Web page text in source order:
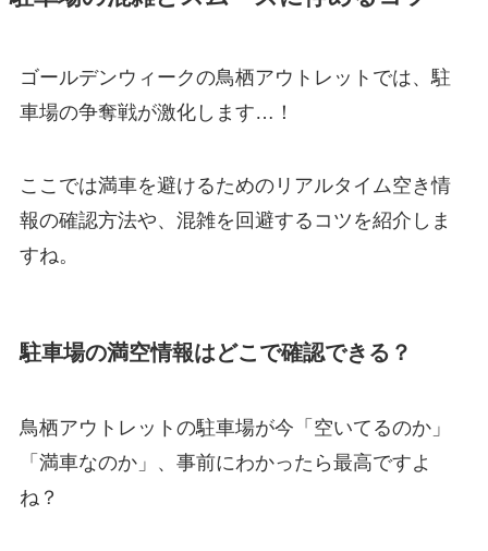
ゴールデンウィークの鳥栖アウトレットでは、駐
車場の争奪戦が激化します…！
ここでは満車を避けるためのリアルタイム空き情
報の確認方法や、混雑を回避するコツを紹介しま
すね。
駐車場の満空情報はどこで確認できる？
鳥栖アウトレットの駐車場が今「空いてるのか」
「満車なのか」、事前にわかったら最高ですよ
ね？